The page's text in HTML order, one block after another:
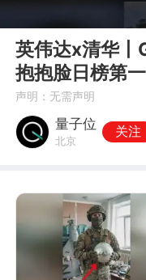
英伟达x清华
抱抱脸日榜第一
声明：无需声明
量子位
北京
关注